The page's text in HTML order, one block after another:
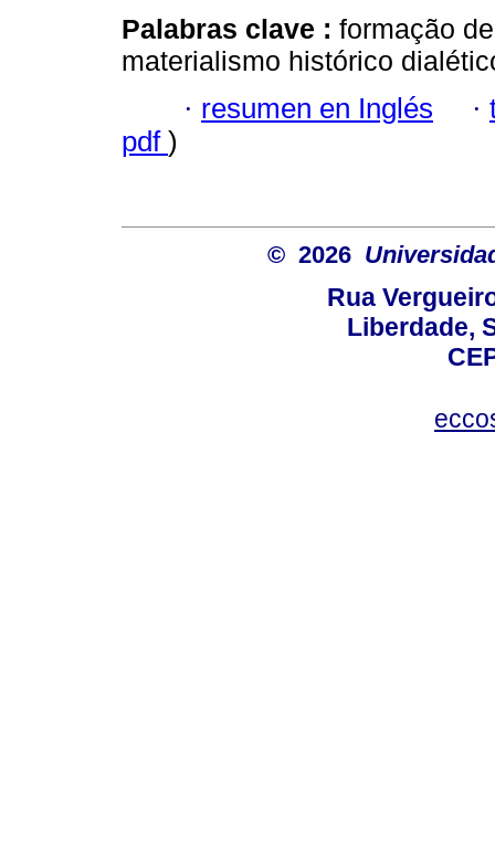
Palabras clave : formação
materialismo histórico
· resumen en Inglés ·
pdf )
© 2026
Rua
Liberdade,